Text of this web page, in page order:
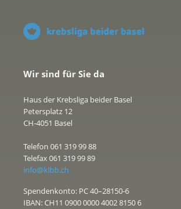
Wir sind für Sie da
Haus der Krebsliga beider Basel
Petersplatz 12
CH-4051 Basel
Telefon 061 319 99 88
Telefax 061 319 99 89
info@klbb.ch
Spendenkonto: PC 40–28150-6
IBAN: CH11 0900 0000 4002 8150 6